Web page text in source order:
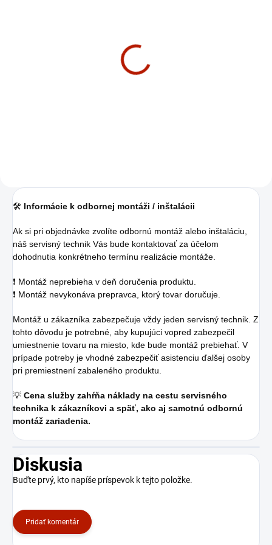
CENTRÁLNY SKLAD – 2 TÝŽDNE
🛠️ Informácie k odbornej montáži / inštalácii
Ak si pri objednávke zvolíte odbornú montáž alebo inštaláciu,
náš servisný technik Vás bude kontaktovať za účelom
dohodnutia konkrétneho termínu realizácie montáže.
❗ Montáž neprebieha v deň doručenia produktu.
❗ Montáž nevykonáva prepravca, ktorý tovar doručuje.
Montáž u zákazníka zabezpečuje vždy jeden servisný technik. Z
tohto dôvodu je potrebné, aby kupujúci vopred zabezpečil
umiestnenie tovaru na miesto, kde bude montáž prebiehať. V
prípade potreby je vhodné zabezpečiť asistenciu ďalšej osoby
pri premiestnení zabaleného produktu.
💡 Cena služby zahŕňa náklady na cestu servisného
technika k zákazníkovi a späť, ako aj samotnú odbornú
montáž zariadenia.
Diskusia
Buďte prvý, kto napíše príspevok k tejto položke.
Pridať komentár